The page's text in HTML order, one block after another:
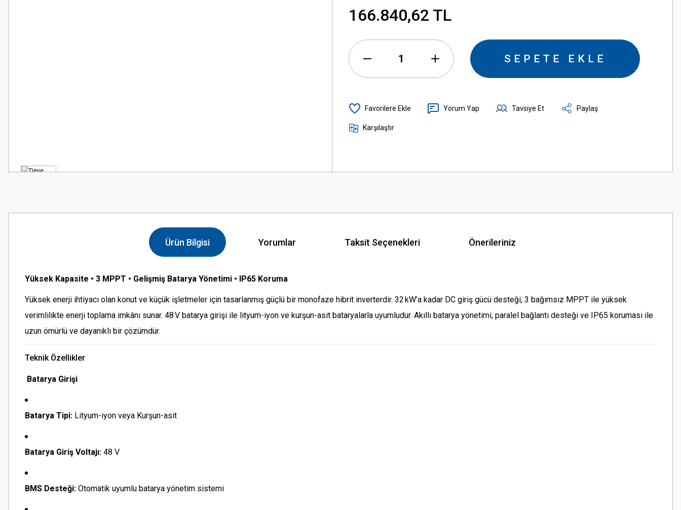
166.840,62 TL
SEPETE EKLE
Yorum Yap Tavsiye Et Paylaş
Karşılaştır
Ürün Bilgisi Yorumlar Taksit Seçenekleri Önerileriniz
Yüksek Kapasite • 3 MPPT • Gelişmiş Batarya Yönetimi • IP65 Koruma
Yüksek enerji ihtiyacı olan konut ve küçük işletmeler için tasarlanmış güçlü bir monofaze hibrit inverterdir. 32 kW’a kadar DC giriş gücü desteği, 3 bağımsız MPPT ile yüksek
verimlilikte enerji toplama imkânı sunar. 48 V batarya girişi ile lityum-iyon ve kurşun-asit bataryalarla uyumludur. Akıllı batarya yönetimi, paralel bağlantı desteği ve IP65 koruması ile
uzun ömürlü ve dayanıklı bir çözümdür.
Teknik Özellikler
Batarya Girişi
Batarya Tipi: Lityum-iyon veya Kurşun-asit
Batarya Giriş Voltajı: 48 V
BMS Desteği: Otomatik uyumlu batarya yönetim sistemi